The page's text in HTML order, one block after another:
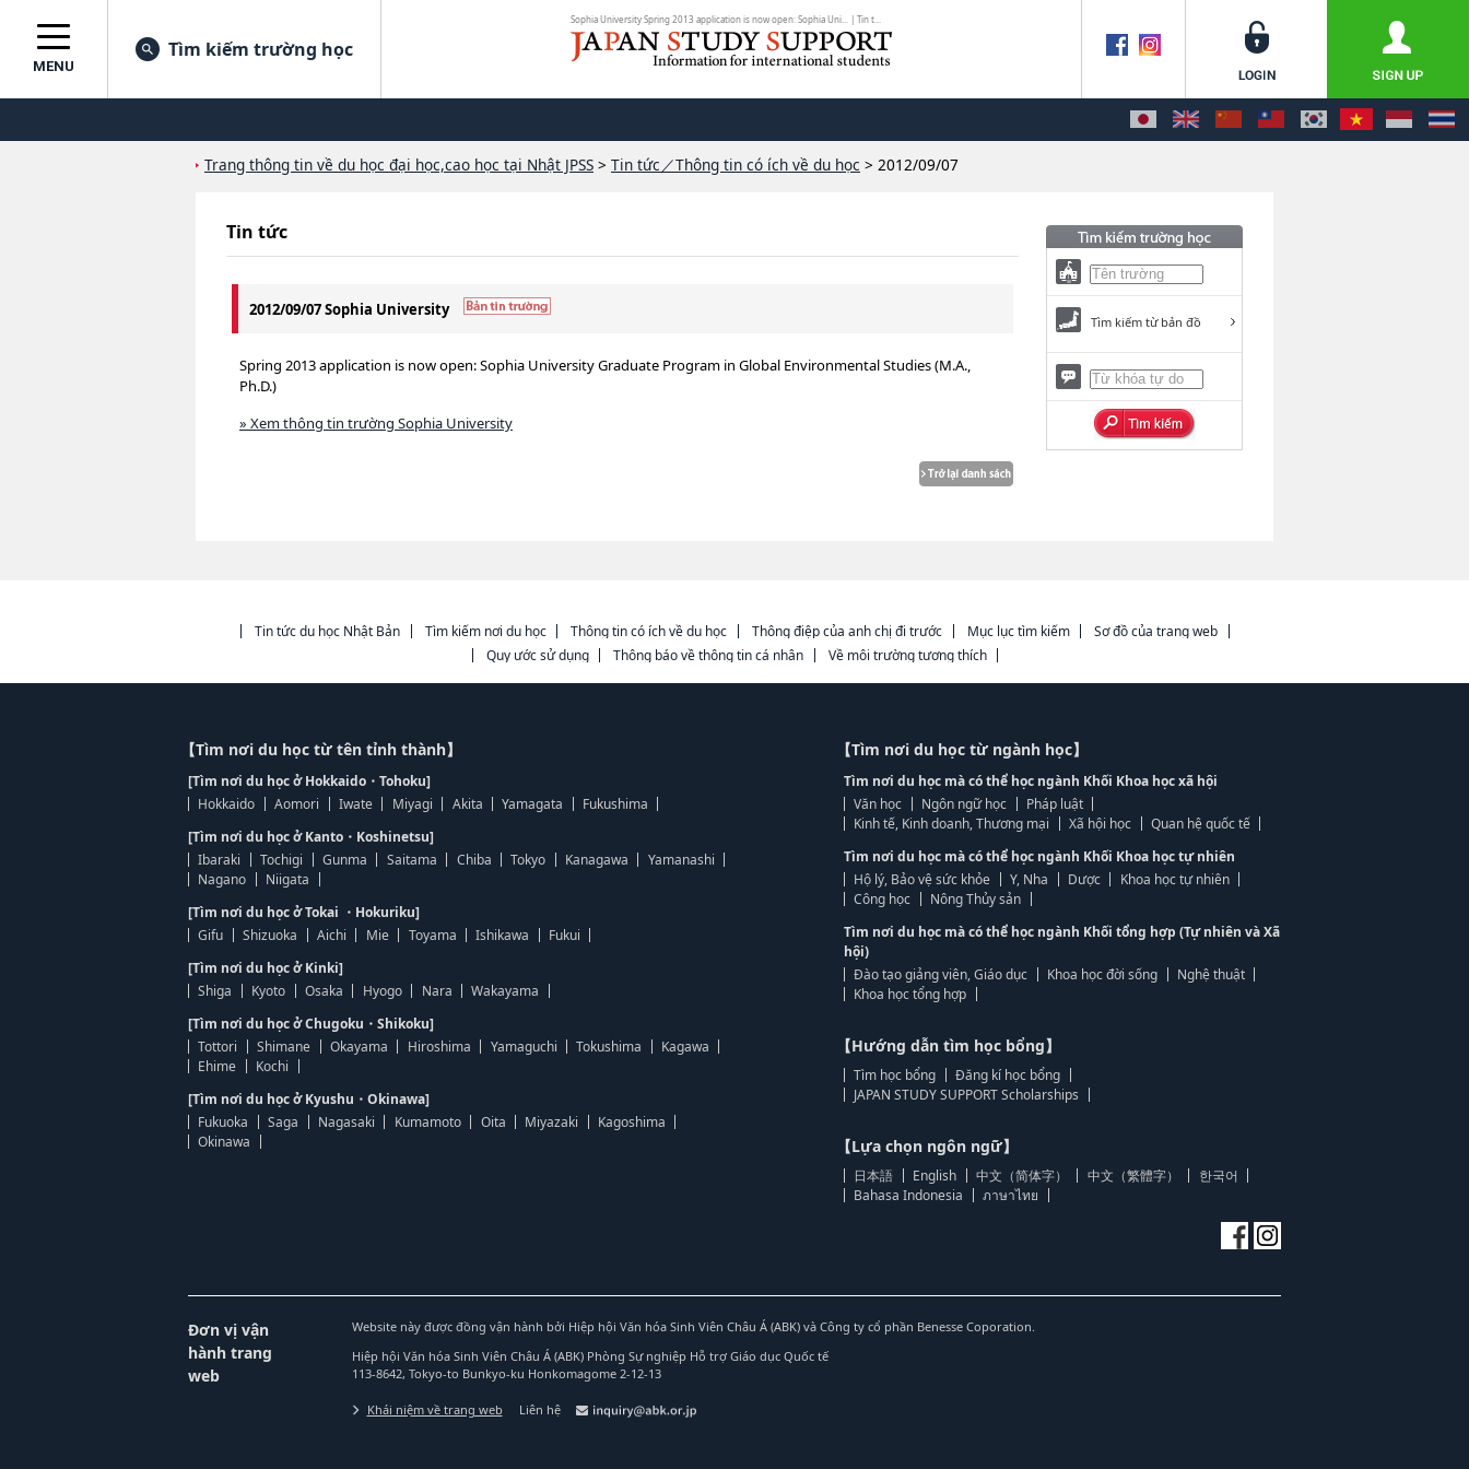
Sophia University Spring 2013 application is now open: Sophia Uni... | Tin t...
MENU
Tìm kiếm trường học
Trang thông tin về du học đại học,cao học tại Nhật JPSS > Tin tức／Thông tin có ích về du học > 2012/09/07
Tin tức
2012/09/07 Sophia University
Spring 2013 application is now open: Sophia University Graduate Program in Global Environmental Studies (M.A.,
Ph.D.)
» Xem thông tin trường Sophia University
Tìm kiếm từ bản đồ
Tin tức du học Nhật Bản Tìm kiếm nơi du học Thông tin có ích về du học Thông điệp của anh chị đi trước Mục lục tìm kiếm
Sơ đồ của trang web
Quy ước sử dụng
Thông báo về thông tin cá nhân Về môi trường tương thích
【Tìm nơi du học từ tên tỉnh thành】
[Tìm nơi du học ở Hokkaido・Tohoku]
Hokkaido
Aomori Iwate Miyagi Akita Yamagata
Fukushima
[Tìm nơi du học ở Kanto・Koshinetsu]
Ibaraki
Tochigi Gunma Saitama Chiba Tokyo Kanagawa
Yamanashi
Nagano
Niigata
[Tìm nơi du học ở Tokai ・Hokuriku]
Gifu
Shizuoka Aichi Mie Toyama Ishikawa
Fukui
[Tìm nơi du học ở Kinki]
Shiga
Kyoto Osaka Hyogo Nara
Wakayama
[Tìm nơi du học ở Chugoku・Shikoku]
Tottori
Shimane Okayama Hiroshima Yamaguchi Tokushima
Kagawa
Ehime
Kochi
[Tìm nơi du học ở Kyushu・Okinawa]
Fukuoka
Saga Nagasaki Kumamoto Oita Miyazaki
Kagoshima
Okinawa
【Tìm nơi du học từ ngành học】
Tìm nơi du học mà có thể học ngành Khối Khoa học xã hội
Văn học
Ngôn ngữ học
Pháp luật
Kinh tế, Kinh doanh, Thương mại
Xã hội học
Quan hệ quốc tế
Tìm nơi du học mà có thể học ngành Khối Khoa học tự nhiên
Hộ lý, Bảo vệ sức khỏe
Y, Nha Dược
Khoa học tự nhiên
Công học
Nông Thủy sản
Tìm nơi du học mà có thể học ngành Khối tổng hợp (Tự nhiên và Xã
hội)
Đào tạo giảng viên, Giáo dục
Khoa học đời sống
Nghệ thuật
Khoa học tổng hợp
【Hướng dẫn tìm học bổng】
Tìm học bổng
Đăng kí học bổng
JAPAN STUDY SUPPORT Scholarships
【Lựa chọn ngôn ngữ】
日本語 English 中文（简体字） 中文（繁體字）
한국어
Bahasa Indonesia
ภาษาไทย
Đơn vị vận
hành trang
web
Website này được đồng vận hành bởi Hiệp hội Văn hóa Sinh Viên Châu Á (ABK) và Công ty cổ phần Benesse Coporation.
Hiệp hội Văn hóa Sinh Viên Châu Á (ABK) Phòng Sự nghiệp Hỗ trợ Giáo dục Quốc tế
113-8642, Tokyo-to Bunkyo-ku Honkomagome 2-12-13
Khái niệm về trang web Liên hệ